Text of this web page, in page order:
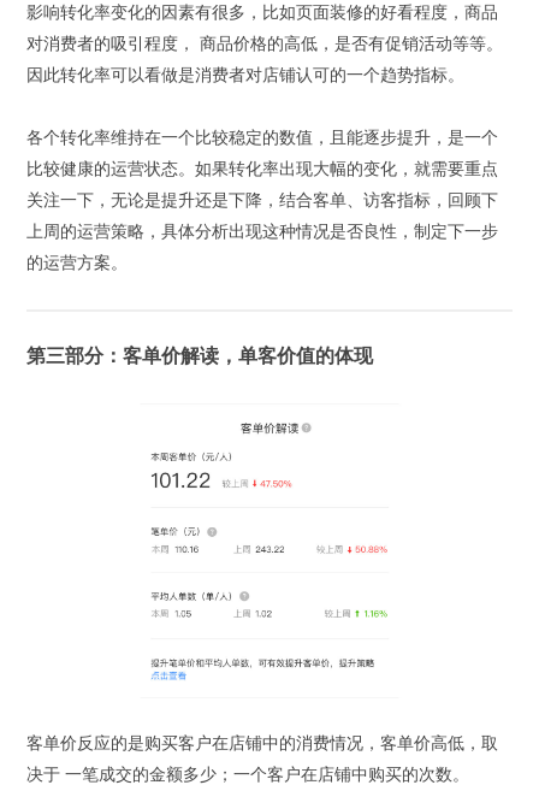
影响转化率变化的因素有很多，比如页面装修的好看程度，商品
对消费者的吸引程度， 商品价格的高低，是否有促销活动等等。
因此转化率可以看做是消费者对店铺认可的一个趋势指标。
各个转化率维持在一个比较稳定的数值，且能逐步提升，是一个
比较健康的运营状态。如果转化率出现大幅的变化，就需要重点
关注一下，无论是提升还是下降，结合客单、访客指标，回顾下
上周的运营策略，具体分析出现这种情况是否良性，制定下一步
的运营方案。
第三部分：客单价解读，单客价值的体现
客单价反应的是购买客户在店铺中的消费情况，客单价高低，取
决于 一笔成交的金额多少；一个客户在店铺中购买的次数。